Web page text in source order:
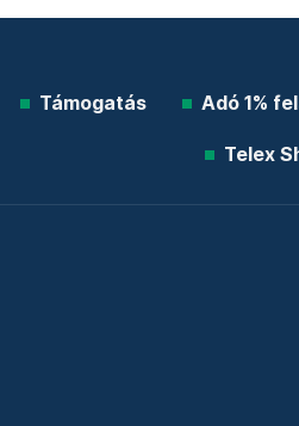
Támogatás Adó 1%
Telex